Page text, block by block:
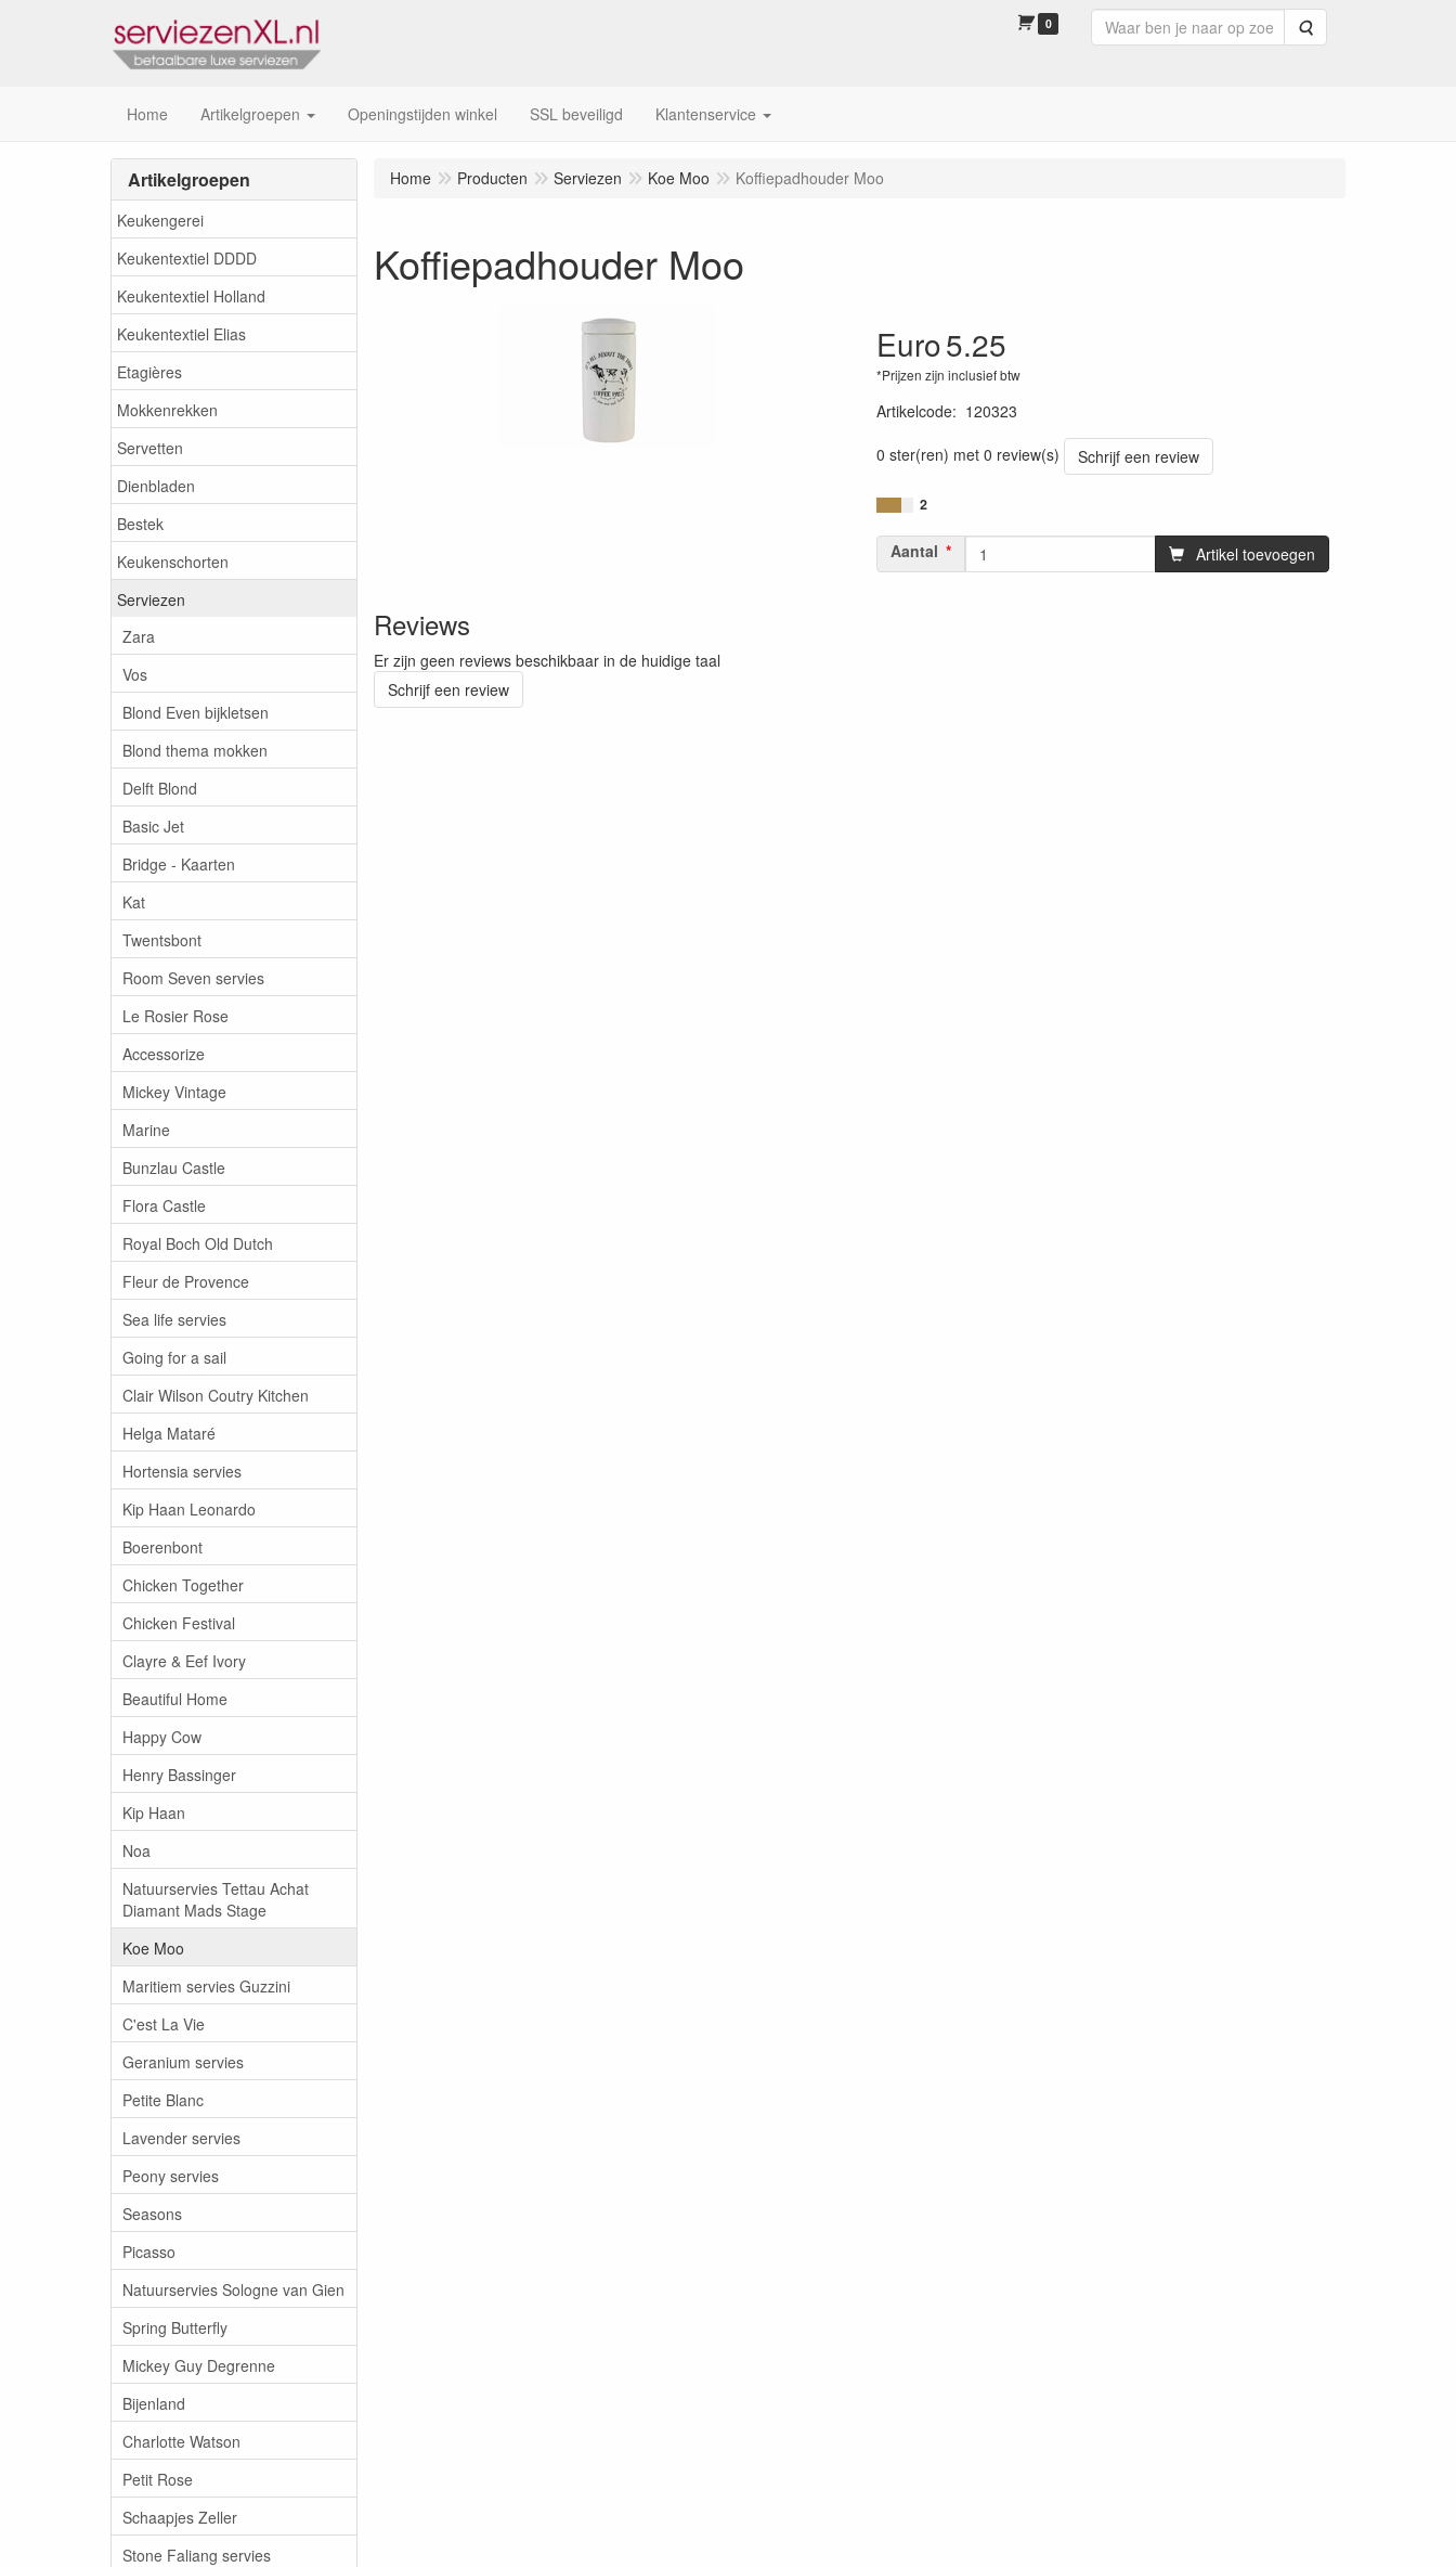
0 Zoeken
Home Artikelgroepen Openingstijden winkel SSL beveiligd Klantenservice
Artikelgroepen
Keukengerei
Keukentextiel DDDD
Keukentextiel Holland
Keukentextiel Elias
Etagières
Mokkenrekken
Servetten
Dienbladen
Bestek
Keukenschorten
Serviezen
Zara
Vos
Blond Even bijkletsen
Blond thema mokken
Delft Blond
Basic Jet
Bridge - Kaarten
Kat
Twentsbont
Room Seven servies
Le Rosier Rose
Accessorize
Mickey Vintage
Marine
Bunzlau Castle
Flora Castle
Royal Boch Old Dutch
Fleur de Provence
Sea life servies
Going for a sail
Clair Wilson Coutry Kitchen
Helga Mataré
Hortensia servies
Kip Haan Leonardo
Boerenbont
Chicken Together
Chicken Festival
Clayre & Eef Ivory
Beautiful Home
Happy Cow
Henry Bassinger
Kip Haan
Noa
Natuurservies Tettau Achat
Diamant Mads Stage
Koe Moo
Maritiem servies Guzzini
C'est La Vie
Geranium servies
Petite Blanc
Lavender servies
Peony servies
Seasons
Picasso
Natuurservies Sologne van Gien
Spring Butterfly
Mickey Guy Degrenne
Bijenland
Charlotte Watson
Petit Rose
Schaapjes Zeller
Stone Faliang servies
Home Producten Serviezen Koe Moo Koffiepadhouder Moo
Koffiepadhouder Moo
Euro5.25
*Prijzen zijn inclusief btw
Artikelcode: 120323
0 ster(ren) met 0 review(s)
Schrijf een review
2
Aantal Artikel toevoegen
Reviews
Er zijn geen reviews beschikbaar in de huidige taal
Schrijf een review